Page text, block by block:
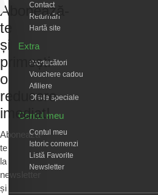
Contact
Returnări
Hartă site
Extra
Producători
Vouchere cadou
Afiliere
Oferte speciale
Contul meu
Contul meu
Istoric comenzi
Listă Favorite
Newsletter
Abonează-
te
și
primești
o
reducere
imediat!
Abonează-
te
la
newsletter
și